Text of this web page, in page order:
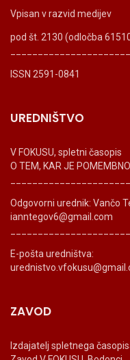
Vpisan v razvid medijev
pod št. 2130 (odločba
ISSN 2591-0841
UREDNIŠTVO
V FOKUSU, spletni časopis
O TEM, KAR JE POMEMBNO
Odgovorni urednik: Vančo
ianntegov6@gmail.com
E-pošta uredništva:
ZAVOD
Izdajatelj spletnega